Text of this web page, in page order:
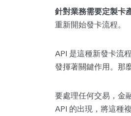
針對業務需要定製卡
重新開始發卡流程。
API 是這種新發卡流
發揮著關鍵作用。那
要處理任何交易，金
API 的出現，將這種